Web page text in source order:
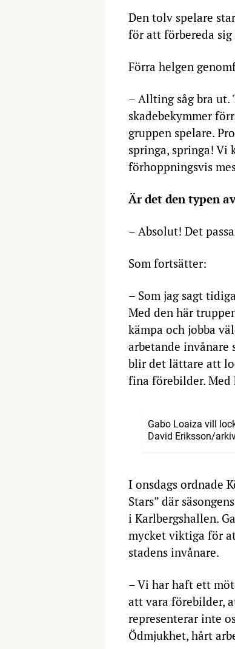
Den tolv spelare
för att förbereda sig
Förra helgen
– Allting såg bra ut.
skadebekymmer
gruppen spelare.
springa, springa! Vi
förhoppningsvis
Är det den typen
– Absolut! Det
Som fortsätter:
– Som jag sagt
Med den här
kämpa och jobba
arbetande invånare
blir det lättare att
fina förebilder. Med
Gabo Loaiza vill
David Eriksson/
I onsdags ordnade
Stars” där
i Karlbergshallen.
mycket viktiga för
stadens invånare.
– Vi har haft ett
att vara förebilder,
representerar inte
Ödmjukhet, hårt